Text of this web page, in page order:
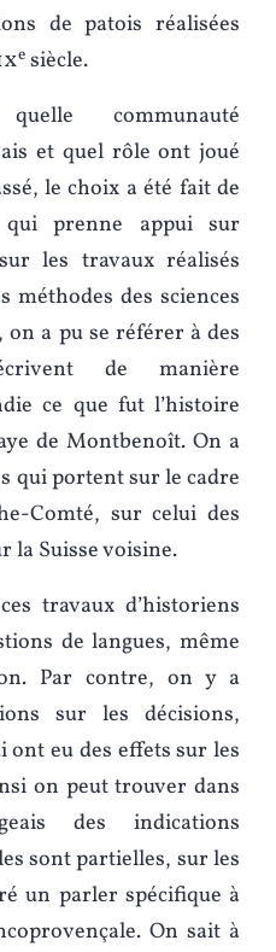
de patois réalisées
e siècle.
communauté
et quel rôle ont joué
le choix a été fait de
prenne appui sur
les travaux réalisés
méthodes des sciences
on a pu se référer à des
de manière
ce que fut l’histoire
de Montbenoît. On a
qui portent sur le cadre
Comté, sur celui des
la Suisse voisine.
travaux d’historiens
de langues, même
Par contre, on y a
sur les décisions,
ont eu des effets sur les
on peut trouver dans
des indications
sont partielles, sur les
un parler spécifique à
On sait à